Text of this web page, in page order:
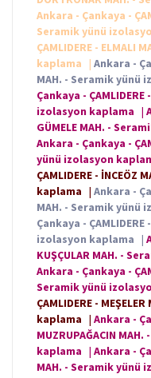
Ankara - Çankaya -
Seramik yünü
ÇAMLIDERE - ELMALI
kaplama
| Ankara -
MAH. - Seramik yünü
Çankaya -
izolasyon kaplama |
GÜMELE MAH. -
Ankara - Çankaya -
yünü izolasyon
ÇAMLIDERE -
kaplama | Ankara -
MAH. - Seramik yünü
Çankaya -
izolasyon kaplama |
KUŞÇULAR MAH. -
Ankara - Çankaya -
Seramik yünü
ÇAMLIDERE -
kaplama | Ankara -
MUZRUPAĞACIN
kaplama | Ankara -
MAH. - Seramik yünü